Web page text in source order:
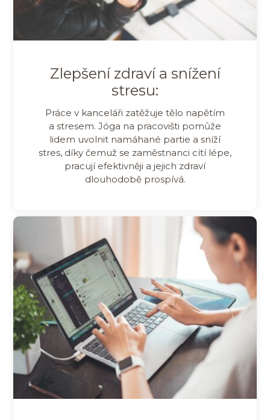
Zlepšení zdraví a snížení
stresu:
Práce v kanceláři zatěžuje tělo napětím
a stresem. Jóga na pracovišti pomůže
lidem uvolnit namáhané partie a sníží
stres, díky čemuž se zaměstnanci cítí lépe,
pracují efektivněji a jejich zdraví
dlouhodobě prospívá.